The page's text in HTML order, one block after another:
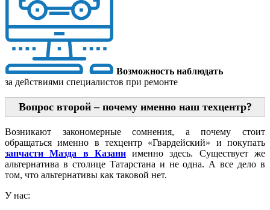
Возможность наблюдать
за действиями специалистов при ремонте
Вопрос второй – почему именно наш техцентр?
Возникают закономерные сомнения, а почему стоит
обращаться именно в техцентр «Гвардейский» и покупать
запчасти Мазда в Казаниименно здесь. Существует же
альтернатива в столице Татарстана и не одна. А все дело в
том, что альтернативы как таковой нет.
У нас: